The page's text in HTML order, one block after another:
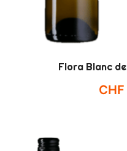
Flora Blanc
CHF